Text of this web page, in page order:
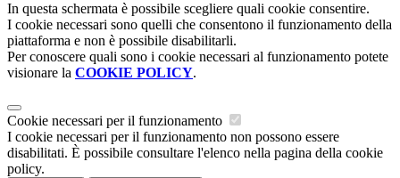
In questa schermata è possibile scegliere quali cookie consentire.
I cookie necessari sono quelli che consentono il funzionamento della
piattaforma e non è possibile disabilitarli.
Per conoscere quali sono i cookie necessari al funzionamento potete
visionare la COOKIE POLICY.
Cookie necessari per il funzionamento
I cookie necessari per il funzionamento non possono essere
disabilitati. È possibile consultare l'elenco nella pagina della cookie
policy.